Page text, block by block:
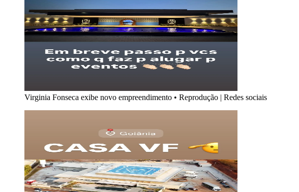
Virginia Fonseca exibe novo empreendimento • Reprodução | Redes sociais